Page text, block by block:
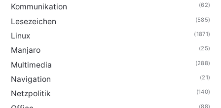
Kommunikation (62)
Lesezeichen (585)
Linux (1871)
Manjaro (25)
Multimedia (288)
Navigation (21)
Netzpolitik (140)
(88)